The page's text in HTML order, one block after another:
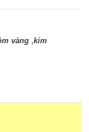
vàng ,kim